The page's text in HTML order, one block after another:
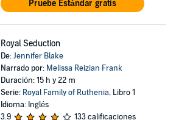
Pruebe Estándar gratis
Royal Seduction
De:Jennifer Blake
Narrado por: Melissa Reizian Frank
Duración: 15 h y 22 m
Serie: Royal Family of Ruthenia, Libro 1
Idioma: Inglés
3.9
133 calificaciones